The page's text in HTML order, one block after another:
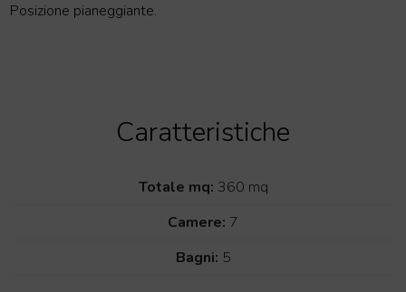
Posizione pianeggiante.
Caratteristiche
Totale mq: 360 mq
Camere: 7
Bagni: 5